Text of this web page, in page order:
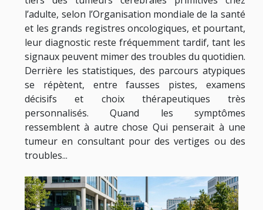
l’adulte, selon l’Organisation mondiale de la santé
et les grands registres oncologiques, et pourtant,
leur diagnostic reste fréquemment tardif, tant les
signaux peuvent mimer des troubles du quotidien.
Derrière les statistiques, des parcours atypiques
se répètent, entre fausses pistes, examens
décisifs et choix thérapeutiques très
personnalisés. Quand les symptômes
ressemblent à autre chose Qui penserait à une
tumeur en consultant pour des vertiges ou des
troubles...